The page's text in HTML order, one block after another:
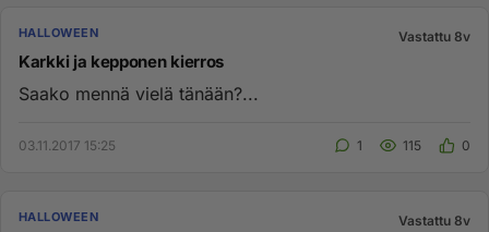
HALLOWEEN Vastattu 8v
Karkki ja kepponen kierros
Saako mennä vielä tänään?...
03.11.2017 15:25 1 115 0
HALLOWEEN Vastattu 8v